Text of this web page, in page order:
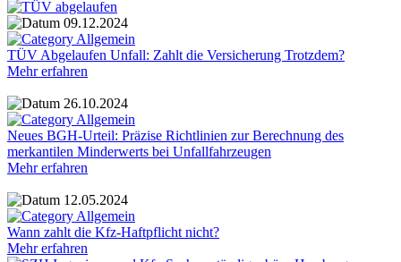
09.12.2024
Allgemein
TÜV Abgelaufen Unfall: Zahlt die Versicherung Trotzdem?
Mehr erfahren
26.10.2024
Allgemein
Neues BGH-Urteil: Präzise Richtlinien zur Berechnung des
merkantilen Minderwerts bei Unfallfahrzeugen
Mehr erfahren
12.05.2024
Allgemein
Wann zahlt die Kfz-Haftpflicht nicht?
Mehr erfahren